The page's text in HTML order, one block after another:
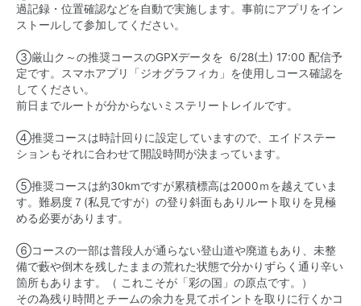
過記録・位置確認などを自動で実施します。事前にアプリをイン
ストールして参加してください。
③厳山ク～の推奨コースのGPXデータを 6/28(土) 17:00 配信予
定です。スマホアプリ「ジオグラフィカ」を使用しコース確認を
してください。
前日までルートが分からないミステリートレイルです。
④推奨コースは時計回りに設定していますので、エイドステー
ションもそれに合わせて開設時間が決まっています。
⑤推奨コースは約30kmですが累積標高は2000ｍを越えていま
す。難易度７(私見ですが）の登り斜面もありルート取りを見極
める必要があります。
⑥コースの一部は普段人が通らない登山道や廃道もあり、未整
備で藪や倒木を残したままの荒れた状態で分かりずらく通り辛い
箇所もあります。（ これこそが「彩の国」の原点です。）
その為残り時間とチームの余力を見てポイントを取りに行くかコ